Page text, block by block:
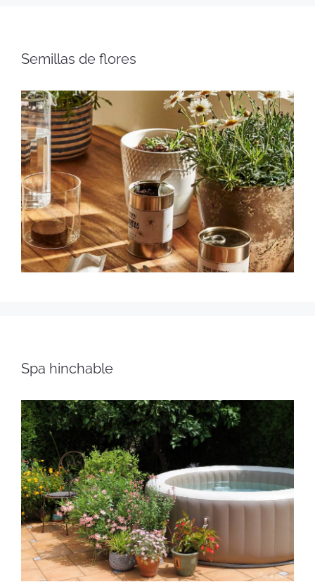
Semillas de flores
Spa hinchable